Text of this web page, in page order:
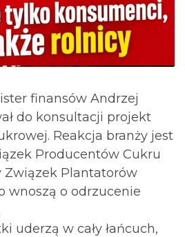
finansów Andrzej
do konsultacji projekt
Reakcja branży jest
Producentów Cukru
Związek Plantatorów
wnoszą o odrzucenie
uderzą w cały łańcuch,